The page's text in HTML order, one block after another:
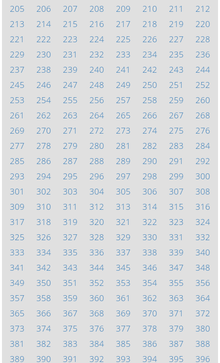
205
206 207 208 209 210 211
212
213
214 215 216 217 218 219
220
221
222 223 224 225 226 227
228
229
230 231 232 233 234 235
236
237
238 239 240 241 242 243
244
245
246 247 248 249 250 251
252
253
254 255 256 257 258 259
260
261
262 263 264 265 266 267
268
269
270 271 272 273 274 275
276
277
278 279 280 281 282 283
284
285
286 287 288 289 290 291
292
293
294 295 296 297 298 299
300
301
302 303 304 305 306 307
308
309
310 311 312 313 314 315
316
317
318 319 320 321 322 323
324
325
326 327 328 329 330 331
332
333
334 335 336 337 338 339
340
341
342 343 344 345 346 347
348
349
350 351 352 353 354 355
356
357
358 359 360 361 362 363
364
365
366 367 368 369 370 371
372
373
374 375 376 377 378 379
380
381
382 383 384 385 386 387
388
389
390 391 392 393 394 395 396